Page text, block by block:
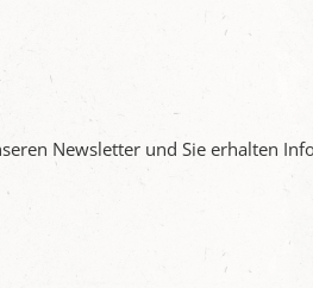
Newsletter und Sie erhalten